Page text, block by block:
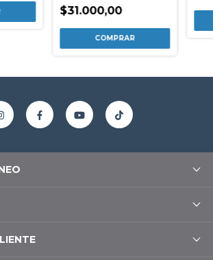
$31.000,00